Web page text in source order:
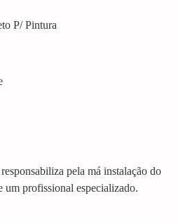
P/ Pintura
pela má instalação do
profissional especializado.